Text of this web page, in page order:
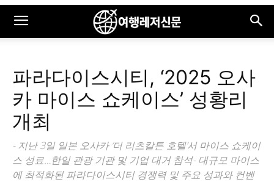
파라다이스시티, ‘2025 오사
카 마이스 쇼케이스’ 성황리
개최
- 지난 3일 일본 오사카 ‘더 리츠칼튼 호텔’서 마이스 쇼케이
스 성료…한일 관광 기관 및 기업 대거 참석- 대규모 마이스
에 최적화된 파라다이스시티 경쟁력 및 주요 성과와 컨벤